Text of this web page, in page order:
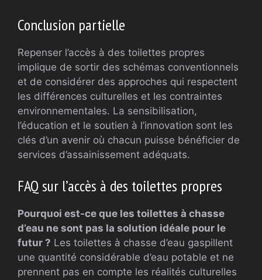
Conclusion partielle
Repenser l’accès à des toilettes propres
implique de sortir des schémas conventionnels
et de considérer des approches qui respectent
les différences culturelles et les contraintes
environnementales. La sensibilisation,
l’éducation et le soutien à l’innovation sont les
clés d’un avenir où chacun puisse bénéficier de
services d’assainissement adéquats.
FAQ sur l’accès à des toilettes propres
Pourquoi est-ce que les toilettes à chasse
d’eau ne sont pas la solution idéale pour le
futur ? Les toilettes à chasse d’eau gaspillent
une quantité considérable d’eau potable et ne
prennent pas en compte les réalités culturelles